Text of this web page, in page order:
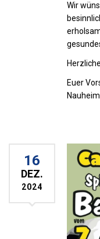
Wir
Euer
Nauheim
16
DEZ.
2024